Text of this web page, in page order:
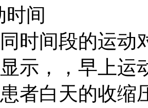
间
时间段的运动
示，，早上运
者白天的收缩